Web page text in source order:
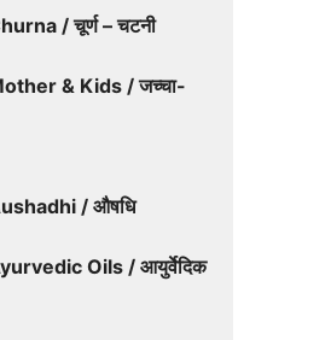
/ चूर्ण – चटनी
& Kids / जच्चा-
/ औषधि
Oils / आयुर्वेदिक